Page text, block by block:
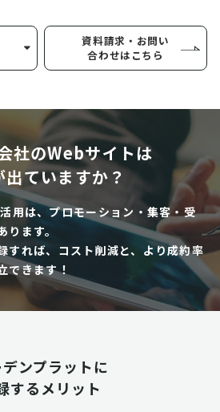
資料請求・お問い
合わせはこちら
社のWebサイトは
出ていますか？
用は、プロモーション・集客・受
ます。
すれば、コスト削減と、より成約率
できます！
ンプラットに
するメリット